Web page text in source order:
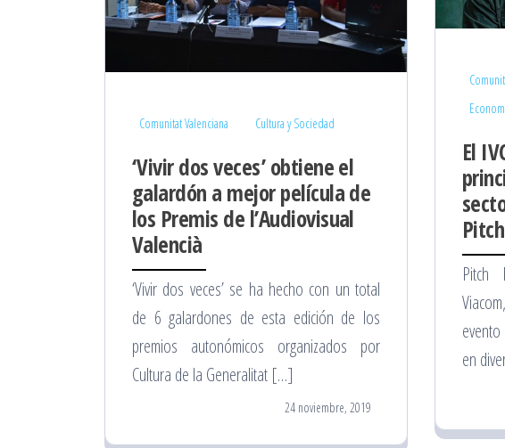
Comunitat Valenciana Cultura y Sociedad
‘Vivir dos veces’ obtiene el
galardón a mejor película de
los Premis de l’Audiovisual
Valencià
‘Vivir dos veces’ se ha hecho con un total
de 6 galardones de esta edición de los
premios autonómicos organizados por
Cultura de la Generalitat […]
24 noviembre, 2019
El
Pitch
en